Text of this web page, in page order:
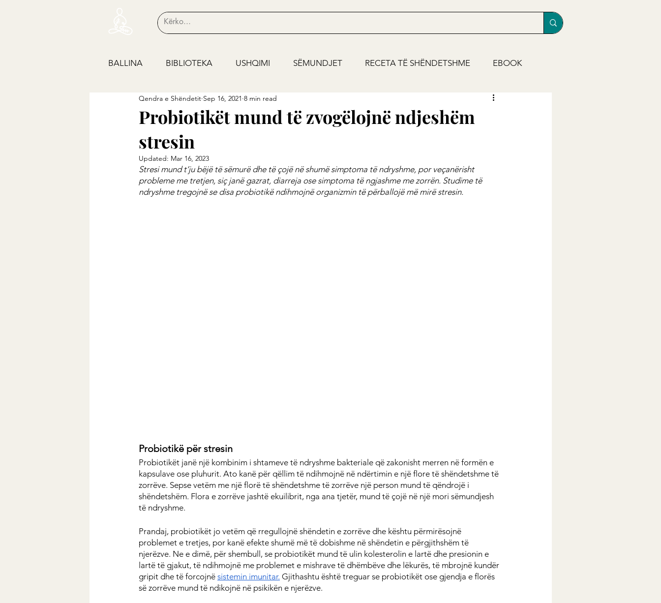
BALLINA BIBLIOTEKA USHQIMI SËMUNDJET RECETA TË SHËNDETSHME EBOOK
Probiotikët mund të zvogëlojnë ndjeshëm
stresin
Qendra e Shëndetit Sep 16, 2021 8 min read
Updated: Mar 16, 2023
Stresi mund t’ju ​​bëjë të sëmurë dhe të çojë në shumë simptoma të ndryshme, por veçanërisht
probleme me tretjen, siç janë gazrat, diarreja ose simptoma të ngjashme me zorrën. Studime të
ndryshme tregojnë se disa probiotikë ndihmojnë organizmin të përballojë më mirë stresin.
Probiotikë për stresin
Probiotikët janë një kombinim i shtameve të ndryshme bakteriale që zakonisht merren në formën e
kapsulave ose pluhurit. Ato kanë për qëllim të ndihmojnë në ndërtimin e një flore të shëndetshme të
zorrëve. Sepse vetëm me një florë të shëndetshme të zorrëve një person mund të qëndrojë i
shëndetshëm. Flora e zorrëve jashtë ekuilibrit, nga ana tjetër, mund të çojë në një mori sëmundjesh
të ndryshme.
Prandaj, probiotikët jo vetëm që rregullojnë shëndetin e zorrëve dhe kështu përmirësojnë
problemet e tretjes, por kanë efekte shumë më të dobishme në shëndetin e përgjithshëm të
njerëzve. Ne e dimë, për shembull, se probiotikët mund të ulin kolesterolin e lartë dhe presionin e
lartë të gjakut, të ndihmojnë me problemet e mishrave të dhëmbëve dhe lëkurës, të mbrojnë kundër
gripit dhe të forcojnë sistemin imunitar. Gjithashtu është treguar se probiotikët ose gjendja e florës
së zorrëve mund të ndikojnë në psikikën e njerëzve.